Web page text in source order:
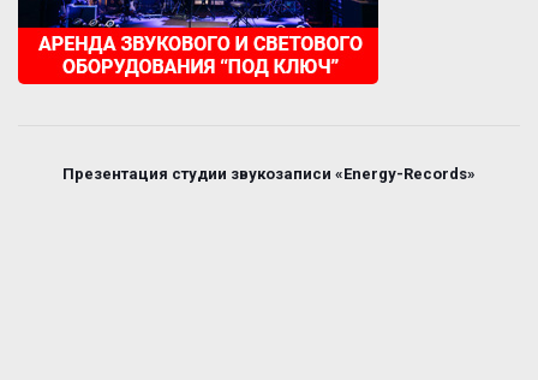
Презентация студии звукозаписи «Energy-Records»